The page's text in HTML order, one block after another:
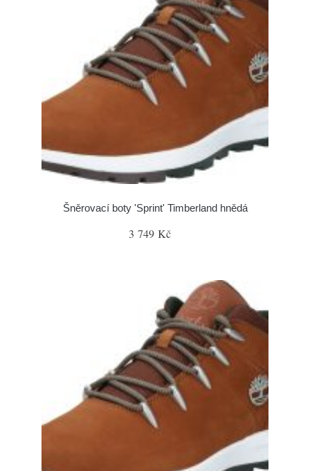
Šněrovací boty 'Sprint' Timberland hnědá
3 749 Kč